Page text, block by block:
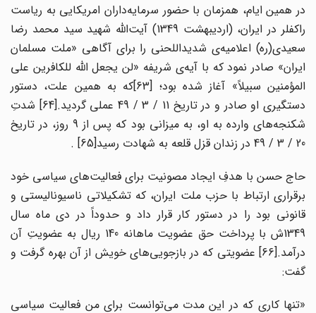
در همین ایام، همزمان با حضور سرمایه‌داران امریکایی به ریاست
راکفلر در ایران، (اردیبهشت 1349) آیت‌الله شهید سید محمد رضا
سعیدی(ره) اعلامیه‌ی شدیداللحنی را برای آگاهی «ملت مسلمان
ایران» صادر نمود که با آیه‌ی شریفه «لن یجعل الله للکافرین علی
المؤمنین سبیلاً» آغاز شده بود؛ [63]که به همین علت، دستور
دستگیری او صادر و در تاریخ 11 / 3 / 49 عملی گردید.[64] شدتِ
شکنجه‌های وارده به او، به میزانی بود که پس از 9 روز، در تاریخ
حاج حسن با هدفِ ایجاد مصونیت برای فعالیت‌های سیاسی خود
برقراری ارتباط با حزب ملت ایران، که تشکیلاتی ناسیونالیستی و
قانونی بود را در دستور کار قرار داد و حدوداً در دی ماه سال
1349ش با پرداخت حق عضویت ماهانه 140 ریال به عضویتِ آن
درآمد.[66] عضویتی که در بازجویی‌های خویش از آن بهره گرفت و
گفت:
«تنها کاری که در این مدت می‌توانست برای من فعالیت سیاسی